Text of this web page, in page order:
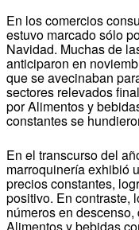
En los comercios
estuvo marcado sólo
Navidad. Muchas de
anticiparon en
que se avecinaban
sectores relevados
por Alimentos y
constantes se
En el transcurso del
marroquinería exhibió
precios constantes,
positivo. En contraste,
números en